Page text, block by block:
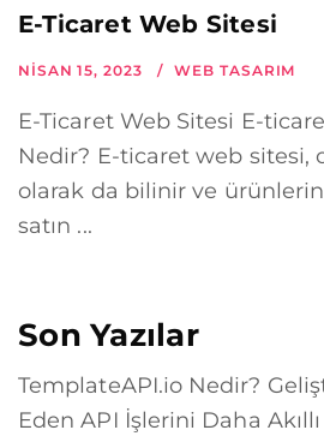
E-Ticaret Web Sitesi
NISAN 15, 2023 WEB TASARIM
E-Ticaret Web Sitesi E-
Nedir? E-ticaret web sitesi,
olarak da bilinir ve
satın ...
Son Yazılar
TemplateAPI.io Nedir?
Eden API İşlerini Daha